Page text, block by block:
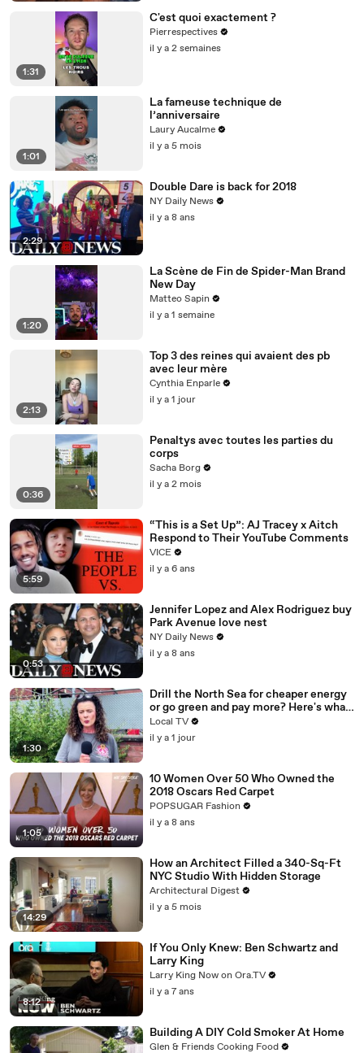
1:31
C'est quoi exactement ?
Pierrespectives
il y a 2 semaines
1:01
La fameuse technique de
l’anniversaire
Laury Aucalme
il y a 5 mois
2:29
Double Dare is back for 2018
NY Daily News
il y a 8 ans
1:20
La Scène de Fin de Spider-Man Brand
New Day
Matteo Sapin
il y a 1 semaine
2:13
Top 3 des reines qui avaient des pb
avec leur mère
Cynthia Enparle
il y a 1 jour
0:36
Penaltys avec toutes les parties du
corps
Sacha Borg
il y a 2 mois
5:59
“This is a Set Up”: AJ Tracey x Aitch
Respond to Their YouTube Comments
VICE
il y a 6 ans
0:53
Jennifer Lopez and Alex Rodriguez buy
Park Avenue love nest
NY Daily News
il y a 8 ans
1:30
Drill the North Sea for cheaper energy
or go green and pay more? Here's what
Brummies had to say.
Local TV
il y a 1 jour
1:05
10 Women Over 50 Who Owned the
2018 Oscars Red Carpet
POPSUGAR Fashion
il y a 8 ans
14:29
How an Architect Filled a 340-Sq-Ft
NYC Studio With Hidden Storage
Architectural Digest
il y a 5 mois
8:12
If You Only Knew: Ben Schwartz and
Larry King
Larry King Now on Ora.TV
il y a 7 ans
Building A DIY Cold Smoker At Home
Glen & Friends Cooking Food